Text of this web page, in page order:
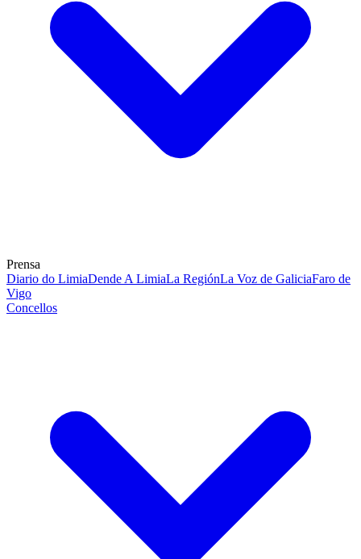
Prensa
Diario do LimiaDende A LimiaLa RegiónLa Voz de GaliciaFaro de
Vigo
Concellos